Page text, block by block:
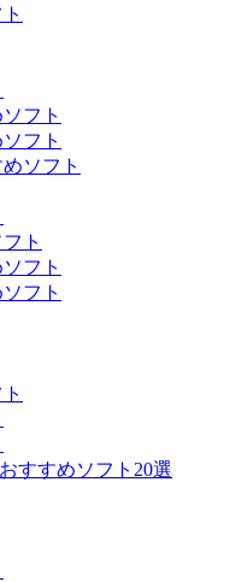
フト
フト
ソフト
ト
フト
フト
すすめソフト20選